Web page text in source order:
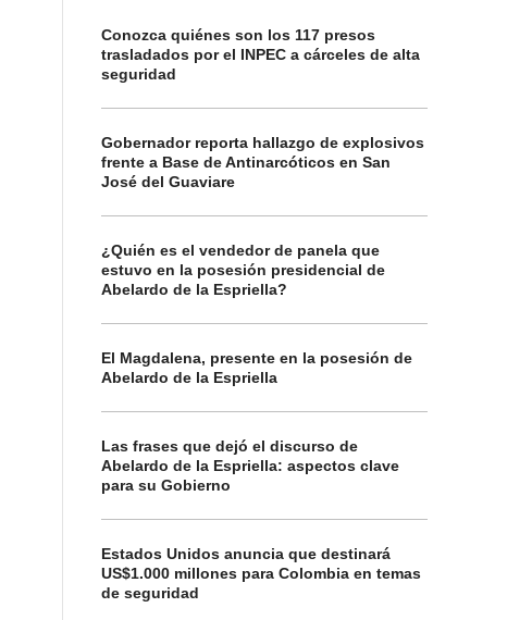
Conozca quiénes son los 117 presos
trasladados por el INPEC a cárceles de alta
seguridad
Gobernador reporta hallazgo de explosivos
frente a Base de Antinarcóticos en San
José del Guaviare
¿Quién es el vendedor de panela que
estuvo en la posesión presidencial de
Abelardo de la Espriella?
El Magdalena, presente en la posesión de
Abelardo de la Espriella
Las frases que dejó el discurso de
Abelardo de la Espriella: aspectos clave
para su Gobierno
Estados Unidos anuncia que destinará
US$1.000 millones para Colombia en temas
de seguridad